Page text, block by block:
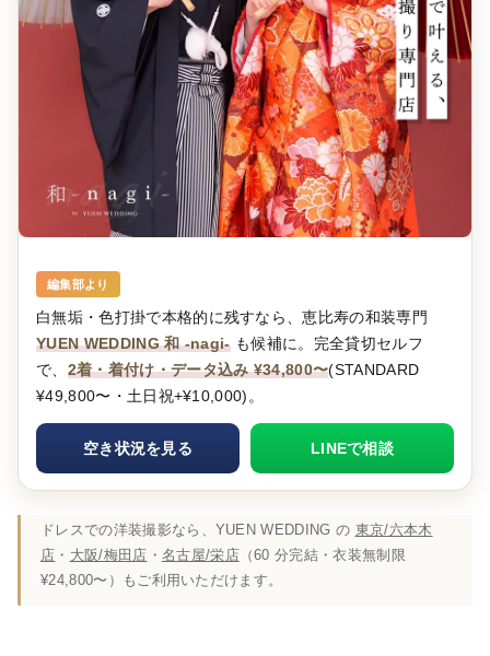
編集部より
白無垢・色打掛で本格的に残すなら、恵比寿の和装専門
YUEN WEDDING 和 -nagi-も候補に。完全貸切セルフ
で、 2着・着付け・データ込み ¥34,800〜(STANDARD
¥49,800〜・土日祝+¥10,000)。
空き状況を見る LINEで相談
ドレスでの洋装撮影なら、YUEN WEDDING の 東京/六本木
店 ・ 大阪/梅田店 ・ 名古屋/栄店（60 分完結・衣装無制限
¥24,800〜）もご利用いただけます。